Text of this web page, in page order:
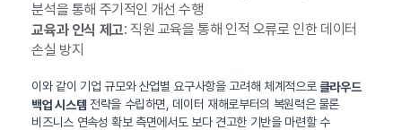
분석을 통해 주기적인 개선 수행
교육과 인식 제고: 직원 교육을 통해 인적 오류로 인한 데이터
손실 방지
이와 같이 기업 규모와 산업별 요구사항을 고려해 체계적으로클라우드
백업 시스템 전략을 수립하면, 데이터 재해로부터의 복원력은 물론
비즈니스 연속성 확보 측면에서도 보다 견고한 기반을 마련할 수